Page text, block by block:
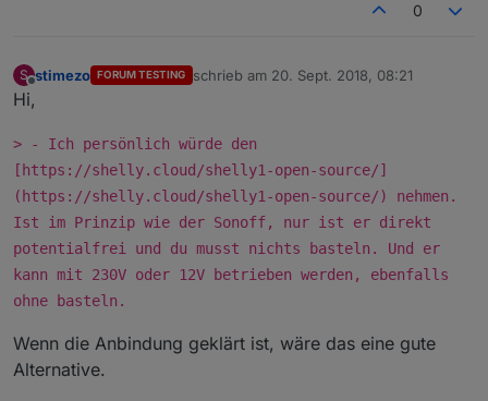
0
S stimezo FORUM TESTING schrieb am 20. Sept. 2018, 08:21
zuletzt editiert von
Hi,
> - Ich persönlich würde den
[https://shelly.cloud/shelly1-open-source/]
(https://shelly.cloud/shelly1-open-source/) nehmen.
Ist im Prinzip wie der Sonoff, nur ist er direkt
potentialfrei und du musst nichts basteln. Und er
kann mit 230V oder 12V betrieben werden, ebenfalls
ohne basteln.
Wenn die Anbindung geklärt ist, wäre das eine gute
Alternative.